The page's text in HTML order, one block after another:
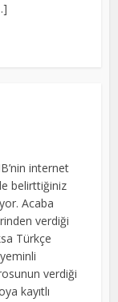
internet
belirttiğiniz
Acaba
verdiği
Türkçe
verdiği
kayıtlı